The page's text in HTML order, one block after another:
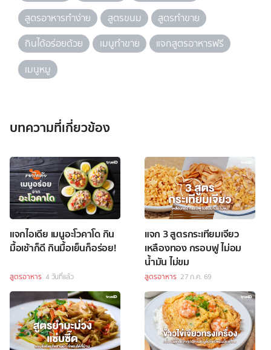
สูตรอาหารทำง่าย
สูตรขนม
สูตรทำขาย
กินได้อร่อยด้วย
เมนูทำขาย
แจกสูตรอาหารฟรี
เมนูหมู
บทความที่เกี่ยวข้อง
แจกไอเดีย เมนูอะโวคาโด กิน
มื้อเช้าก็ดี กินมื้อเย็นก็อร่อย!
สูตรอาหาร 4 วันที่แล้ว
แจก 3 สูตรกระเทียมเจียว
เหลืองทอง กรอบฟู ไม่อม
น้ำมัน ไม่ขม
สูตรอาหาร 27 ก.ค. 69